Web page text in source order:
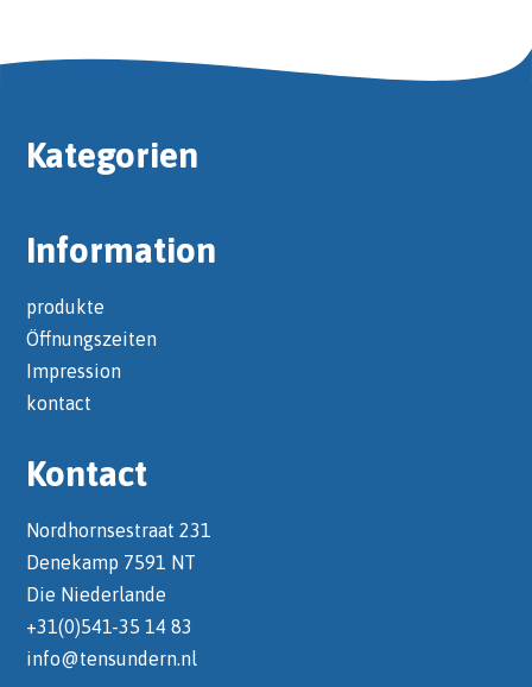
Kategorien
Information
produkte
Öffnungszeiten
Impression
kontact
Kontact
Nordhornsestraat 231
Denekamp 7591 NT
Die Niederlande
+31(0)541-35 14 83
info@tensundern.nl